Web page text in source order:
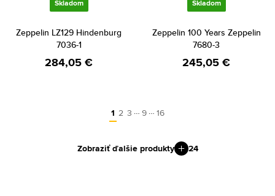
Skladom
Zeppelin LZ129 Hindenburg
7036-1
284,05 €
Skladom
Zeppelin 100 Years Zeppelin
7680-3
245,05 €
1 2 3 … 9 … 16
Zobraziť ďalšie produkty 24